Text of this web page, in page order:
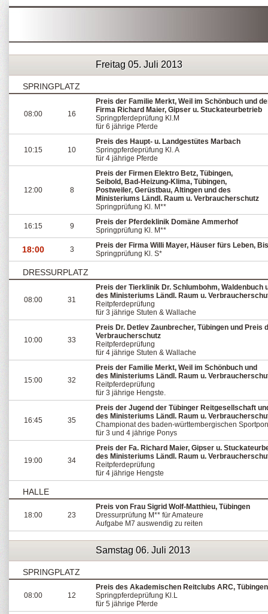
Freitag 05. Juli 2013
SPRINGPLATZ
08:00 16
Preis der Familie Merkt, Weil im Schönbuch und
Firma Richard Maier, Gipser u. Stuckateurbetrieb
Springpferdeprüfung Kl.M
für 6 jährige Pferde
10:15 10
Preis des Haupt- u. Landgestütes Marbach
Springpferdeprüfung Kl. A
für 4 jährige Pferde
12:00 8
Preis der Firmen Elektro Betz, Tübingen,
Seibold, Bad-Heizung-Klima, Tübingen,
Postweiler, Gerüstbau, Altingen und des
Ministeriums Ländl. Raum u. Verbraucherschutz
Springprüfung Kl. M**
16:15 9
Preis der Pferdeklinik Domäne Ammerhof
Springprüfung Kl. M**
18:00 3
Preis der Firma Willi Mayer, Häuser fürs Leben,
Springprüfung Kl. S*
DRESSURPLATZ
08:00 31
Preis der Tierklinik Dr. Schlumbohm, Waldenbuch
des Ministeriums Ländl. Raum u.
Reitpferdeprüfung
für 3 jährige Stuten & Wallache
10:00 33
Preis Dr. Detlev Zaunbrecher, Tübingen und Preis
Verbraucherschutz
Reitpferdeprüfung
für 4 jährige Stuten & Wallache
15:00 32
Preis der Familie Merkt, Weil im Schönbuch und
des Ministeriums Ländl. Raum u.
Reitpferdeprüfung
für 3 jährige Hengste.
16:45 35
Preis der Jugend der Tübinger Reitgesellschaft
des Ministeriums Ländl. Raum u.
Championat des baden-württembergischen
für 3 und 4 jährige Ponys
19:00 34
Preis der Fa. Richard Maier, Gipser u.
des Ministeriums Ländl. Raum u.
Reitpferdeprüfung
für 4 jährige Hengste
HALLE
18:00 23
Preis von Frau Sigrid Wolf-Matthieu, Tübingen
Dressurprüfung M** für Amateure
Aufgabe M7 auswendig zu reiten
Samstag 06. Juli 2013
SPRINGPLATZ
08:00 12
Preis des Akademischen Reitclubs ARC, Tübingen
Springpferdeprüfung Kl.L
für 5 jährige Pferde